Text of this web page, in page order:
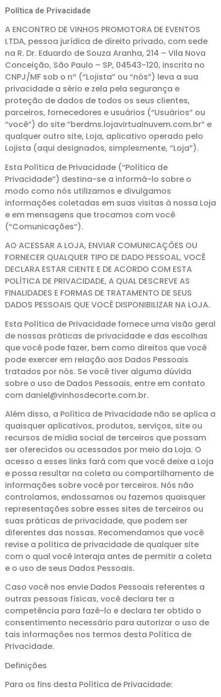
Política de Privacidade
A ENCONTRO DE VINHOS PROMOTORA DE EVENTOS
LTDA, pessoa jurídica de direito privado, com sede
na R. Dr. Eduardo de Souza Aranha, 214 – Vila Nova
Conceição, São Paulo – SP, 04543-120, inscrita no
CNPJ/MF sob o nº (“Lojista” ou “nós”) leva a sua
privacidade a sério e zela pela segurança e
proteção de dados de todos os seus clientes,
parceiros, fornecedores e usuários (“Usuários” ou
“você”) do site “berdms.lojavirtualnuvem.com.br” e
qualquer outro site, Loja, aplicativo operado pelo
Lojista (aqui designados, simplesmente, “Loja”).
Esta Política de Privacidade (“Política de
Privacidade”) destina-se a informá-lo sobre o
modo como nós utilizamos e divulgamos
informações coletadas em suas visitas à nossa Loja
e em mensagens que trocamos com você
(“Comunicações”).
AO ACESSAR A LOJA, ENVIAR COMUNICAÇÕES OU
FORNECER QUALQUER TIPO DE DADO PESSOAL, VOCÊ
DECLARA ESTAR CIENTE E DE ACORDO COM ESTA
POLÍTICA DE PRIVACIDADE, A QUAL DESCREVE AS
FINALIDADES E FORMAS DE TRATAMENTO DE SEUS
DADOS PESSOAIS QUE VOCÊ DISPONIBILIZAR NA LOJA.
Esta Política de Privacidade fornece uma visão geral
de nossas práticas de privacidade e das escolhas
que você pode fazer, bem como direitos que você
pode exercer em relação aos Dados Pessoais
tratados por nós. Se você tiver alguma dúvida
sobre o uso de Dados Pessoais, entre em contato
com daniel@vinhosdecorte.com.br.
Além disso, a Política de Privacidade não se aplica a
quaisquer aplicativos, produtos, serviços, site ou
recursos de mídia social de terceiros que possam
ser oferecidos ou acessados por meio da Loja. O
acesso a esses links fará com que você deixe a Loja
e possa resultar na coleta ou compartilhamento de
informações sobre você por terceiros. Nós não
controlamos, endossamos ou fazemos quaisquer
representações sobre esses sites de terceiros ou
suas práticas de privacidade, que podem ser
diferentes das nossas. Recomendamos que você
revise a política de privacidade de qualquer site
com o qual você interaja antes de permitir a coleta
e o uso de seus Dados Pessoais.
Caso você nos envie Dados Pessoais referentes a
outras pessoas físicas, você declara ter a
competência para fazê-lo e declara ter obtido o
consentimento necessário para autorizar o uso de
tais informações nos termos desta Política de
Privacidade.
Definições
Para os fins desta Política de Privacidade: